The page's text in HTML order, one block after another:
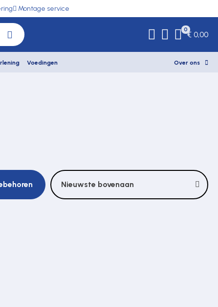
Montage service
0
€ 0,00
Voedingen Over ons
Nieuwste bovenaan